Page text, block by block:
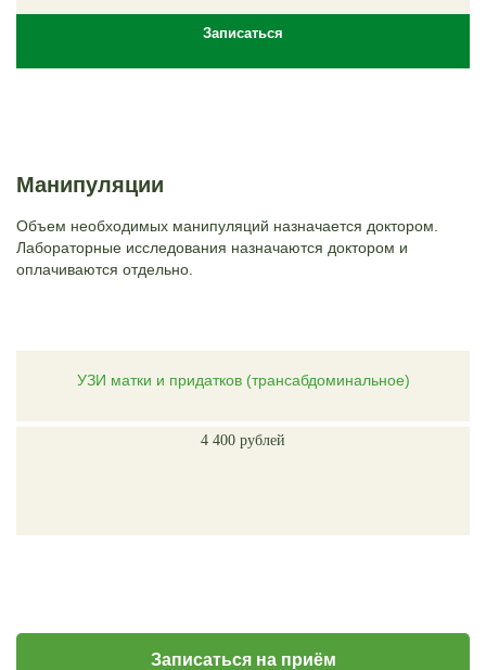
Записаться
Манипуляции
Объем необходимых манипуляций назначается доктором.
Лабораторные исследования назначаются доктором и
оплачиваются отдельно.
УЗИ матки и придатков (трансабдоминальное)
4 400 рублей
Записаться на приём